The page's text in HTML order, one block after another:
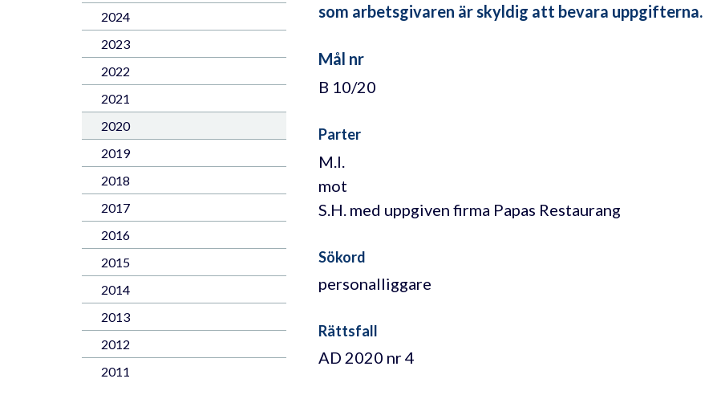
2024
2023
2022
2021
2020
2019
2018
2017
2016
2015
2014
2013
2012
2011
som arbetsgivaren är skyldig att bevara uppgifterna.
Mål nr
B 10/20
Parter
M.I.
mot
S.H. med uppgiven firma Papas Restaurang
Sökord
personalliggare
Rättsfall
AD 2020 nr 4